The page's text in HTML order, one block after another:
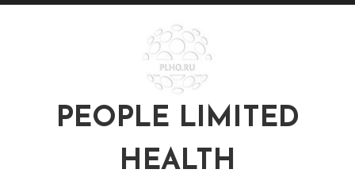
Перейти
PEOPLE LIMITED
HEALTH